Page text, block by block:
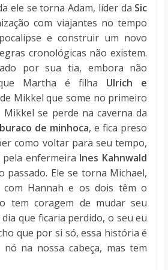
ele se torna Adam, líder da Sic
com viajantes no tempo
e construir um novo
cronológicas não existem.
por sua tia, embora não
Martha é filha Ulrich e
Mikkel que some no primeiro
Mikkel se perde na caverna da
buraco de minhoca, e fica preso
como voltar para seu tempo,
enfermeira Ines Kahnwald
passado. Ele se torna Michael,
com Hannah e os dois têm o
tem coragem de mudar seu
que ficaria perdido, o seu eu
que por si só, essa história é
na nossa cabeça, mas tem